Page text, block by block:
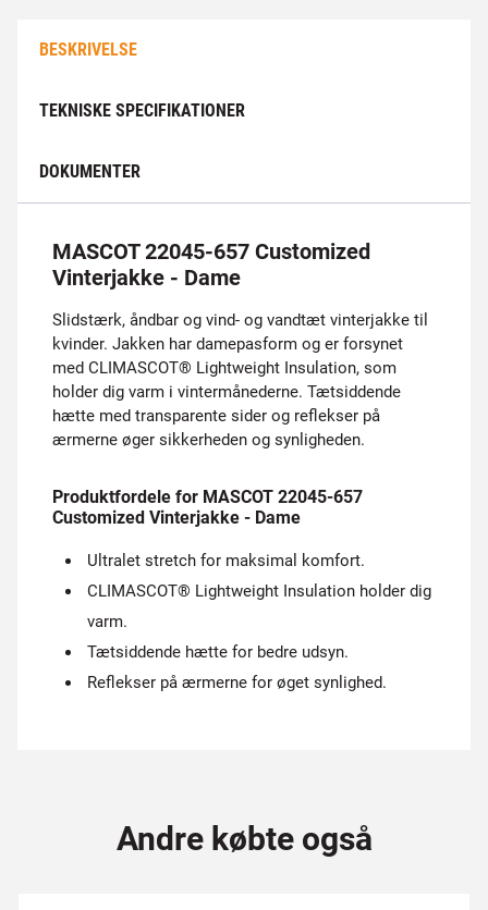
BESKRIVELSE
TEKNISKE SPECIFIKATIONER
DOKUMENTER
MASCOT 22045-657 Customized
Vinterjakke - Dame
Slidstærk, åndbar og vind- og vandtæt vinterjakke til
kvinder. Jakken har damepasform og er forsynet
med CLIMASCOT® Lightweight Insulation, som
holder dig varm i vintermånederne. Tætsiddende
hætte med transparente sider og reflekser på
ærmerne øger sikkerheden og synligheden.
Produktfordele for MASCOT 22045-657
Customized Vinterjakke - Dame
Ultralet stretch for maksimal komfort.
CLIMASCOT® Lightweight Insulation holder dig
varm.
Tætsiddende hætte for bedre udsyn.
Reflekser på ærmerne for øget synlighed.
Andre købte også